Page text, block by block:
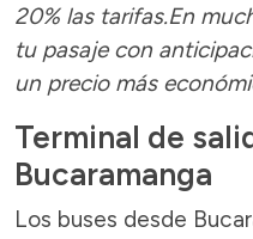
20% las tarifas.En
tu pasaje con
un precio más
Terminal de
Bucaramanga
Los buses desde